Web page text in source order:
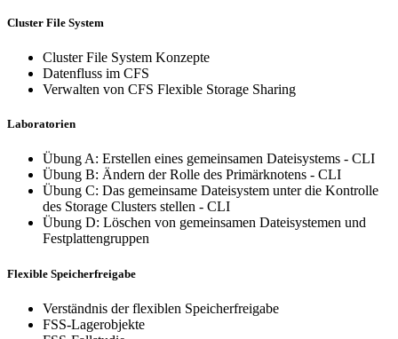
Cluster File System
Cluster File System Konzepte
Datenfluss im CFS
Verwalten von CFS Flexible Storage Sharing
Laboratorien
Übung A: Erstellen eines gemeinsamen Dateisystems - CLI
Übung B: Ändern der Rolle des Primärknotens - CLI
Übung C: Das gemeinsame Dateisystem unter die Kontrolle
des Storage Clusters stellen - CLI
Übung D: Löschen von gemeinsamen Dateisystemen und
Festplattengruppen
Flexible Speicherfreigabe
Verständnis der flexiblen Speicherfreigabe
FSS-Lagerobjekte